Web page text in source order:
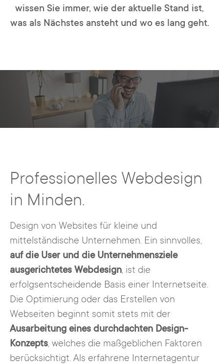
wissen Sie immer, wie der aktuelle Stand ist,
was als Nächstes ansteht und wo es lang geht.
Professionelles Webdesign
in Minden.
Design von Websites für kleine und
mittelständische Unternehmen. Ein sinnvolles,
auf die User und die Unternehmensziele
ausgerichtetes Webdesign, ist die
erfolgsentscheidende Basis einer Internetseite.
Die Optimierung oder das Erstellen von
Webseiten beginnt somit stets mit der
Ausarbeitung eines durchdachten Design-
Konzepts, welches die maßgeblichen Faktoren
berücksichtigt. Als erfahrene Internetagentur